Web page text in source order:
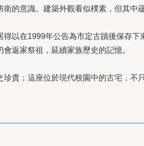
的意識。建築外觀看似樸素，但其中
以在1999年公告為市定古蹟後保存
返家祭祖，延續家族歷史的記憶。
貴；這座位於現代校園中的古宅，不